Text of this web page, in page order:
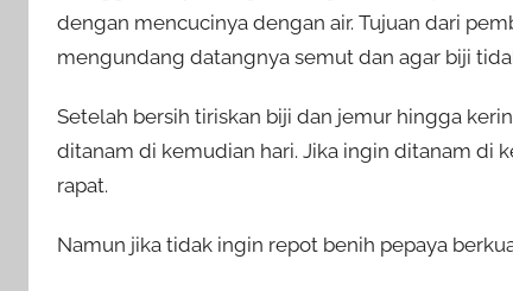
dengan mencucinya dengan air. Tujuan dari
mengundang datangnya semut dan agar biji
Setelah bersih tiriskan biji dan jemur hingga
ditanam di kemudian hari. Jika ingin ditanam di
rapat.
Namun jika tidak ingin repot benih pepaya